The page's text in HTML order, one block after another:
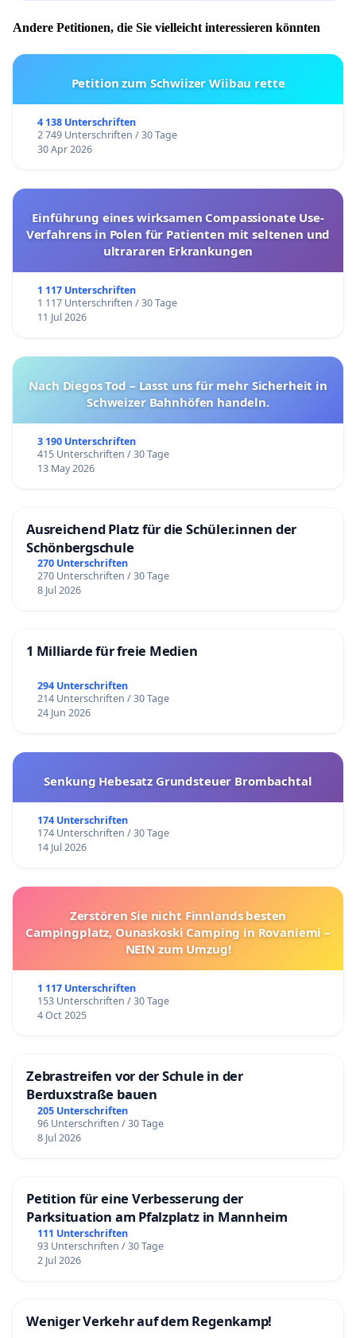
Andere Petitionen, die Sie vielleicht interessieren könnten
Petition zum Schwiizer Wiibau rette
4 138 Unterschriften
2 749 Unterschriften / 30 Tage
30 Apr 2026
Einführung eines wirksamen Compassionate Use-
Verfahrens in Polen für Patienten mit seltenen und
ultrararen Erkrankungen
1 117 Unterschriften
1 117 Unterschriften / 30 Tage
11 Jul 2026
Nach Diegos Tod – Lasst uns für mehr Sicherheit in
Schweizer Bahnhöfen handeln.
3 190 Unterschriften
415 Unterschriften / 30 Tage
13 May 2026
Ausreichend Platz für die Schüler.innen der
Schönbergschule
270 Unterschriften
270 Unterschriften / 30 Tage
8 Jul 2026
1 Milliarde für freie Medien
294 Unterschriften
214 Unterschriften / 30 Tage
24 Jun 2026
Senkung Hebesatz Grundsteuer Brombachtal
174 Unterschriften
174 Unterschriften / 30 Tage
14 Jul 2026
Zerstören Sie nicht Finnlands besten
Campingplatz, Ounaskoski Camping in Rovaniemi –
NEIN zum Umzug!
1 117 Unterschriften
153 Unterschriften / 30 Tage
4 Oct 2025
Zebrastreifen vor der Schule in der
Berduxstraße bauen
205 Unterschriften
96 Unterschriften / 30 Tage
8 Jul 2026
Petition für eine Verbesserung der
Parksituation am Pfalzplatz in Mannheim
111 Unterschriften
93 Unterschriften / 30 Tage
2 Jul 2026
Weniger Verkehr auf dem Regenkamp!